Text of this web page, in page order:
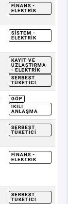
FINANS -
ELEKTRIK
SISTEM -
ELEKTRIK
KAYIT VE
UZLAŞTIRMA
- ELEKTRIK
SERBEST
TÜKETICI
GÖP
İKILI
ANLAŞMA
SERBEST
TÜKETICI
FINANS -
ELEKTRIK
SERBEST
TÜKETICI